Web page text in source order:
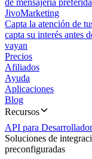
de mensajería preferida
JivoMarketing
Capta la atención de
capta su interés antes
vayan
Precios
Afiliados
Ayuda
Aplicaciones
Blog
Recursos
API para
Soluciones de
preconfiguradas